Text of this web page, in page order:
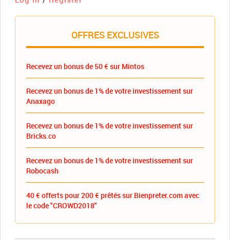
OFFRES EXCLUSIVES
Recevez un bonus de 50 € sur Mintos
Recevez un bonus de 1% de votre investissement sur
Anaxago
Recevez un bonus de 1% de votre investissement sur
Bricks.co
Recevez un bonus de 1% de votre investissement sur
Robocash
40 € offerts pour 200 € prêtés sur Bienpreter.com avec
le code "CROWD2018"